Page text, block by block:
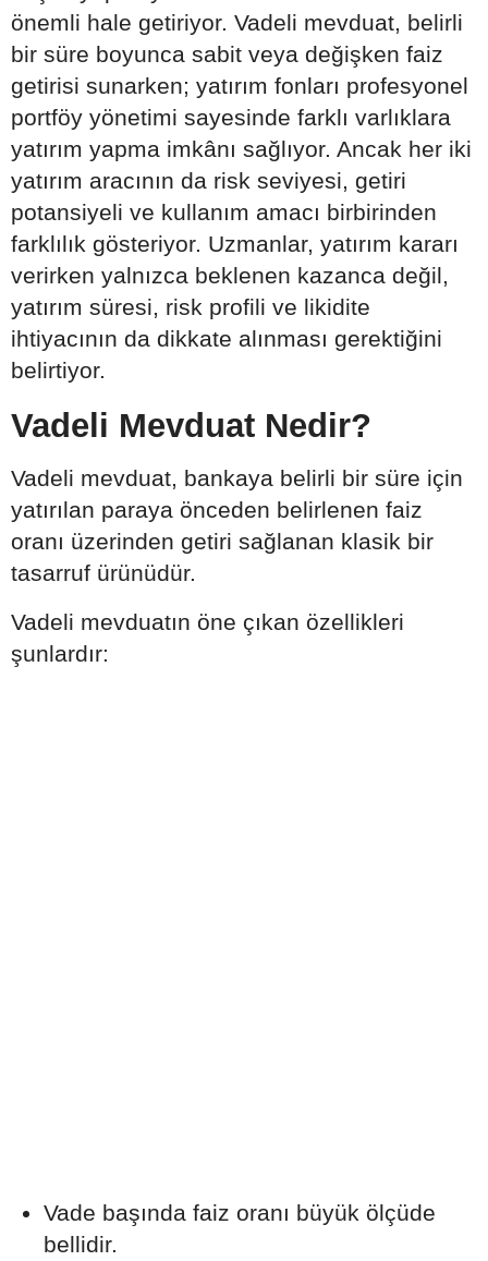
önemli hale getiriyor. Vadeli mevduat, belirli
bir süre boyunca sabit veya değişken faiz
getirisi sunarken; yatırım fonları profesyonel
portföy yönetimi sayesinde farklı varlıklara
yatırım yapma imkânı sağlıyor. Ancak her iki
yatırım aracının da risk seviyesi, getiri
potansiyeli ve kullanım amacı birbirinden
farklılık gösteriyor. Uzmanlar, yatırım kararı
verirken yalnızca beklenen kazanca değil,
yatırım süresi, risk profili ve likidite
ihtiyacının da dikkate alınması gerektiğini
belirtiyor.
Vadeli Mevduat Nedir?
Vadeli mevduat, bankaya belirli bir süre için
yatırılan paraya önceden belirlenen faiz
oranı üzerinden getiri sağlanan klasik bir
tasarruf ürünüdür.
Vadeli mevduatın öne çıkan özellikleri
şunlardır:
Vade başında faiz oranı büyük ölçüde
bellidir.